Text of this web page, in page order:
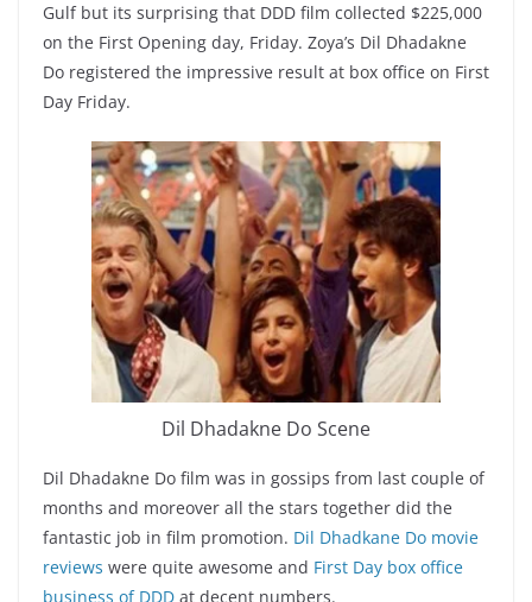
Gulf but its surprising that DDD film collected $225,000
on the First Opening day, Friday. Zoya’s Dil Dhadakne
Do registered the impressive result at box office on First
Day Friday.
Dil Dhadakne Do Scene
Dil Dhadakne Do film was in gossips from last couple of
months and moreover all the stars together did the
fantastic job in film promotion. Dil Dhadkane Do movie
reviews were quite awesome and First Day box office
business of DDD at decent numbers.